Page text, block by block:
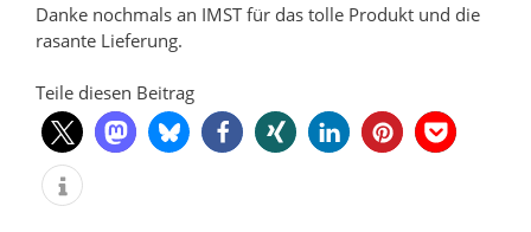
Danke nochmals an IMST für das tolle Produkt und die
rasante Lieferung.
Teile diesen Beitrag